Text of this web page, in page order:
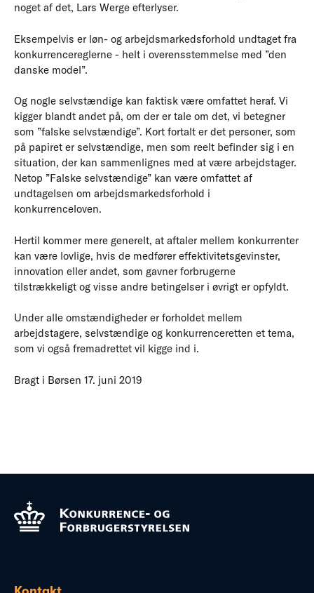
noget af det, Lars Werge efterlyser.
Eksempelvis er løn- og arbejdsmarkedsforhold undtaget fra
konkurrencereglerne - helt i overensstemmelse med ”den
danske model”.
Og nogle selvstændige kan faktisk være omfattet heraf. Vi
kigger blandt andet på, om der er tale om det, vi betegner
som ”falske selvstændige”. Kort fortalt er det personer, som
på papiret er selvstændige, men som reelt befinder sig i en
situation, der kan sammenlignes med at være arbejdstager.
Netop ”Falske selvstændige” kan være omfattet af
undtagelsen om arbejdsmarkedsforhold i
konkurrenceloven.
Hertil kommer mere generelt, at aftaler mellem konkurrenter
kan være lovlige, hvis de medfører effektivitetsgevinster,
innovation eller andet, som gavner forbrugerne
tilstrækkeligt og visse andre betingelser i øvrigt er opfyldt.
Under alle omstændigheder er forholdet mellem
arbejdstagere, selvstændige og konkurrenceretten et tema,
som vi også fremadrettet vil kigge ind i.
Bragt i Børsen 17. juni 2019